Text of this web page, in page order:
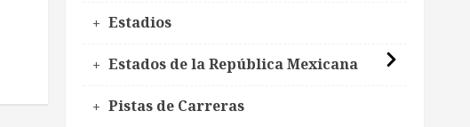
Estadios
Estados de la República Mexicana
Pistas de Carreras